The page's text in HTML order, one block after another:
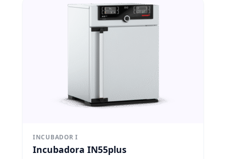
INCUBADOR I
Incubadora IN55plus